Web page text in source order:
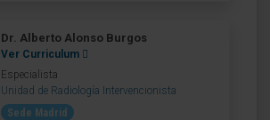
Dr. Alberto Alonso Burgos
Ver Curriculum
Especialista
Unidad de Radiología Intervencionista
Sede Madrid